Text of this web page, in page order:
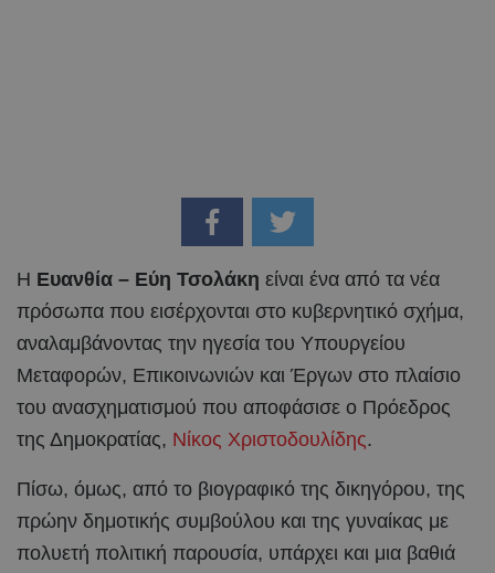
Η Ευανθία – Εύη Τσολάκη είναι ένα από τα νέα
πρόσωπα που εισέρχονται στο κυβερνητικό σχήμα,
αναλαμβάνοντας την ηγεσία του Υπουργείου
Μεταφορών, Επικοινωνιών και Έργων στο πλαίσιο
του ανασχηματισμού που αποφάσισε ο Πρόεδρος
της Δημοκρατίας, Νίκος Χριστοδουλίδης.
Πίσω, όμως, από το βιογραφικό της δικηγόρου, της
πρώην δημοτικής συμβούλου και της γυναίκας με
πολυετή πολιτική παρουσία, υπάρχει και μια βαθιά